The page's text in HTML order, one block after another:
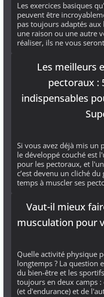
Les exercices basiques
peuvent être
pas toujours adaptés
une raison ou une autre
réaliser, ils ne vous
Les meilleurs
pectoraux :
indispensables
Si vous avez déjà mis un
le développé couché est
pour les pectoraux, et
c’est devenu un cliché
temps à muscler ses
Vaut-il mieux
musculation pour
Quelle activité physique
longtemps ? La question
du bien-être et les
toujours en deux camps
(et d'endurance) et de